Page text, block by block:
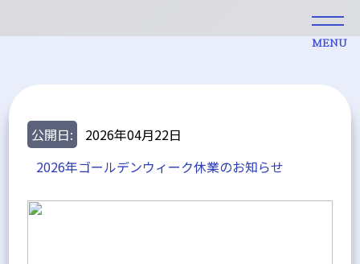
MENU
公開日:
2026年04月22日
2026年ゴールデンウィーク休業のお知らせ